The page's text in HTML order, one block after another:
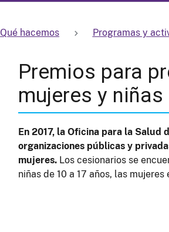
Qué hacemos Programas y
Premios para
mujeres y niñas
En 2017, la Oficina para la Salud
organizaciones públicas y
mujeres. Los cesionarios se
niñas de 10 a 17 años, las